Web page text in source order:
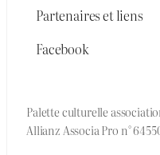
Partenaires et liens
Facebook
Palette culturelle
Allianz Associa Pro n°